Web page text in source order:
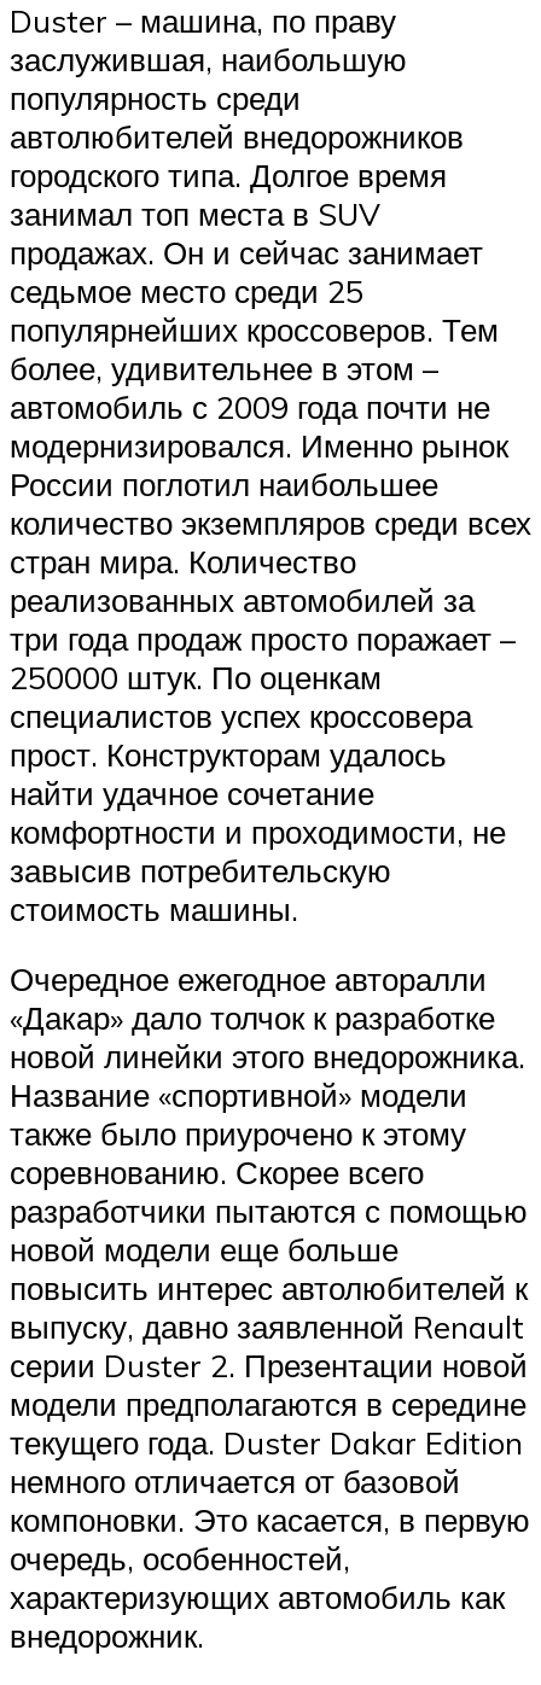
Duster – машина, по праву
заслужившая, наибольшую
популярность среди
автолюбителей внедорожников
городского типа. Долгое время
занимал топ места в SUV
продажах. Он и сейчас занимает
седьмое место среди 25
популярнейших кроссоверов. Тем
более, удивительнее в этом –
автомобиль с 2009 года почти не
модернизировался. Именно рынок
России поглотил наибольшее
количество экземпляров среди всех
стран мира. Количество
реализованных автомобилей за
три года продаж просто поражает –
250000 штук. По оценкам
специалистов успех кроссовера
прост. Конструкторам удалось
найти удачное сочетание
комфортности и проходимости, не
завысив потребительскую
стоимость машины.
Очередное ежегодное авторалли
«Дакар» дало толчок к разработке
новой линейки этого внедорожника.
Название «спортивной» модели
также было приурочено к этому
соревнованию. Скорее всего
разработчики пытаются с помощью
новой модели еще больше
повысить интерес автолюбителей к
выпуску, давно заявленной Renault
серии Duster 2. Презентации новой
модели предполагаются в середине
текущего года. Duster Dakar Edition
немного отличается от базовой
компоновки. Это касается, в первую
очередь, особенностей,
характеризующих автомобиль как
внедорожник.